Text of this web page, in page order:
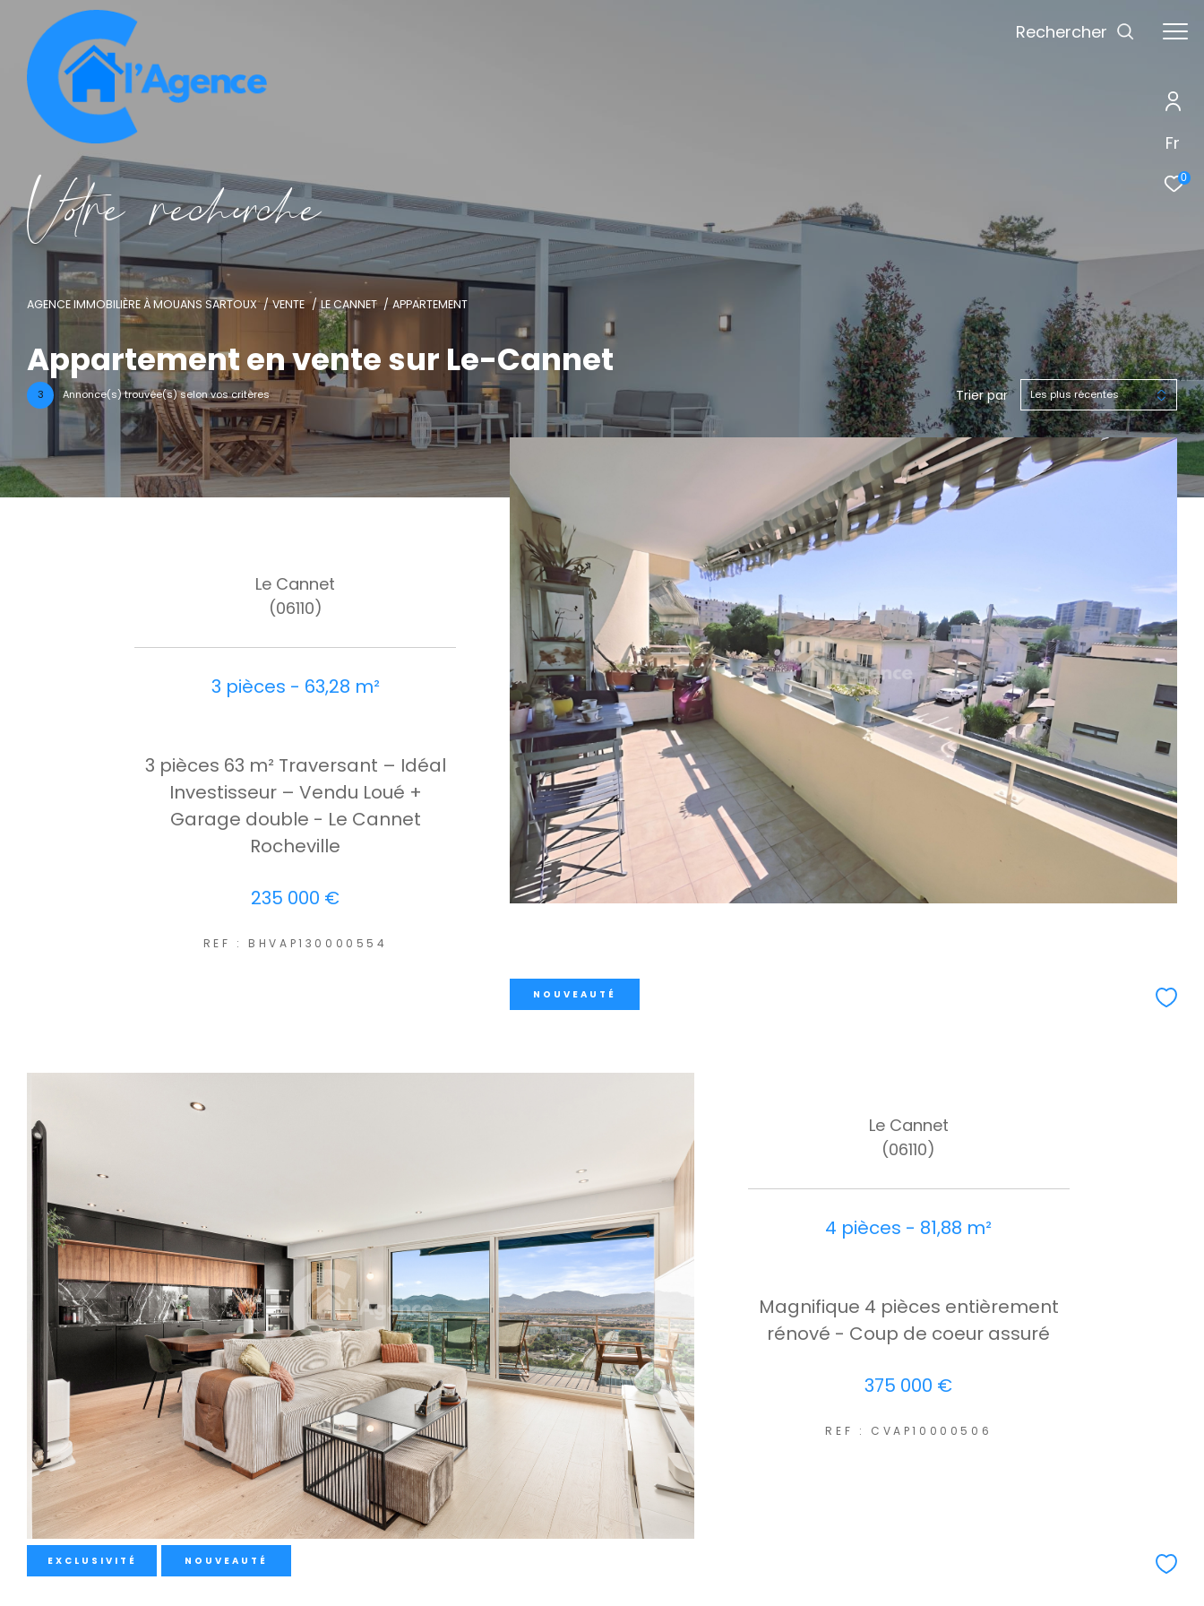
Fr
0
Rechercher
Vore recece
AGENCE IMMOBILIÈRE À MOUANS SARTOUX VENTE LE CANNET APPARTEMENT
Appartement en vente sur Le-Cannet
3 Annonce(s) trouvée(s) selon vos critères Trier par Les plus récentes
Le Cannet
(06110)
3 pièces - 63,28 m²
3 pièces 63 m² Traversant – Idéal
Investisseur – Vendu Loué +
Garage double - Le Cannet
Rocheville
235 000 €
REF : BHVAP130000554
NOUVEAUTÉ
Le Cannet
(06110)
4 pièces - 81,88 m²
Magnifique 4 pièces entièrement
rénové - Coup de coeur assuré
375 000 €
REF : CVAP10000506
EXCLUSIVITÉ NOUVEAUTÉ